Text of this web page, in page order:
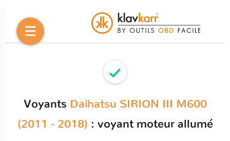
Voyants Daihatsu SIRION III M600
(2011 - 2018) : voyant moteur allumé